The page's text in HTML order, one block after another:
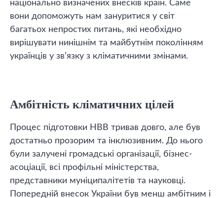
національно визначених внесків країн. Саме
вони допоможуть нам зануритися у світ
багатьох непростих питань, які необхідно
вирішувати нинішнім та майбутнім поколінням
українців у зв’язку з кліматичними змінами.
Амбітність кліматичних цілей
Процес підготовки НВВ тривав довго, але був
достатньо прозорим та інклюзивним. До нього
були залучені громадські організації, бізнес-
асоціації, всі профільні міністерства,
представники муніципалітетів та науковці.
Попередній внесок України був менш амбітним і